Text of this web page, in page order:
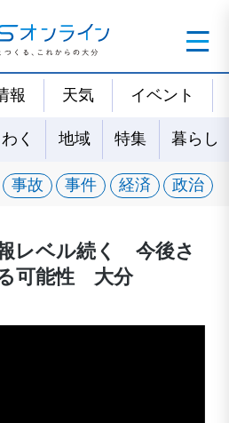
報 天気 イベント
く 地域 特集 暮らし
事故 事件 経済 政治
レベル続く 今後さ
可能性 大分